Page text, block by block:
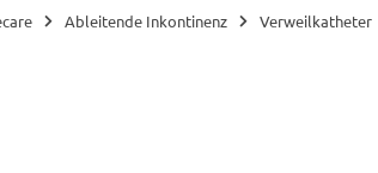
Ableitende Inkontinenz Verweilkatheter